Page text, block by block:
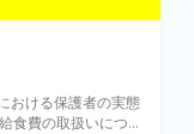
おける保護者の実態
の取扱いにつ...